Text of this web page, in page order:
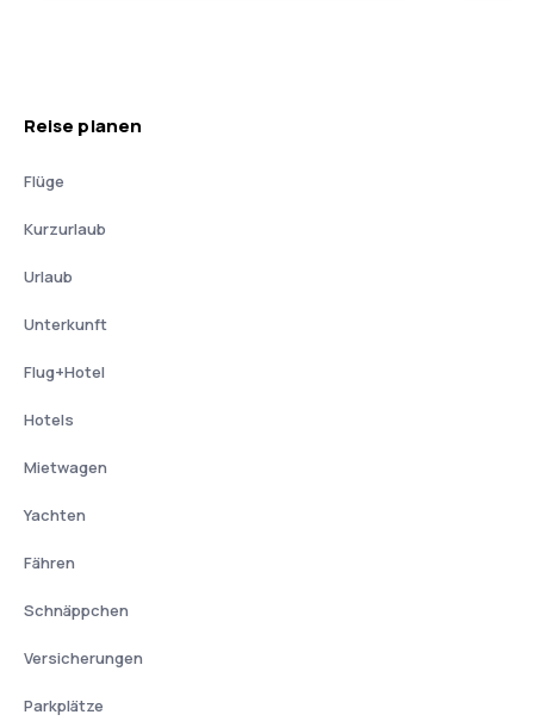
Reise planen
Flüge
Kurzurlaub
Urlaub
Unterkunft
Flug+Hotel
Hotels
Mietwagen
Yachten
Fähren
Schnäppchen
Versicherungen
Parkplätze